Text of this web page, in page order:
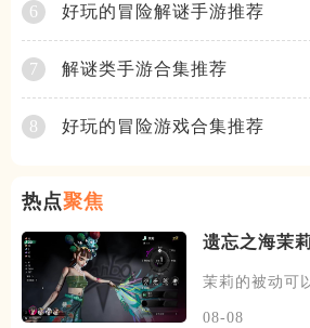
6 好玩的冒险解谜手游推荐
7 解谜类手游合集推荐
8 好玩的冒险游戏合集推荐
热点聚焦
遗忘之海茉
茉莉的被动可
08-08